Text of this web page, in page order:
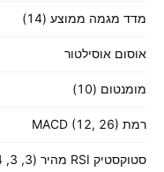
מדד מגמה ממוצע (14)
אוסום אוסילטור
מומנטום (10)
רמת MACD (12, 26)
סטוקסטיק RSI מהיר (3, 3, 14, 14)